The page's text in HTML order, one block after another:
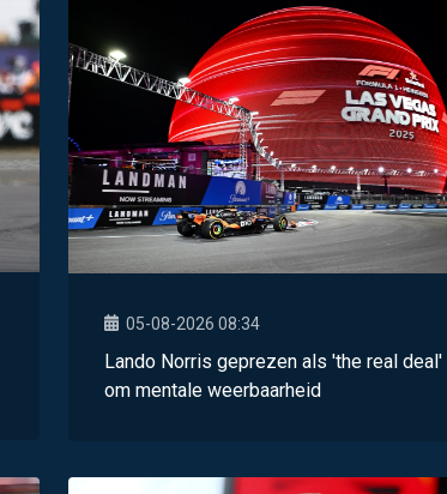
05-08-2026 08:34
Lando Norris geprezen als 'the real deal'
om mentale weerbaarheid